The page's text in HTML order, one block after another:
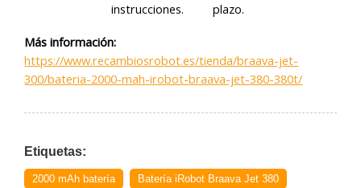
instrucciones.
plazo.
Más información:
https://www.recambiosrobot.es/tienda/braava-jet-
300/bateria-2000-mah-irobot-braava-jet-380-380t/
Etiquetas:
2000 mAh batería Batería iRobot Braava Jet 380